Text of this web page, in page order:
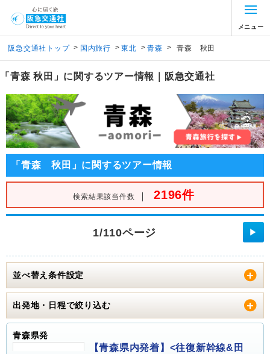
メニュー
阪急交通社トップ > 国内旅行 > 東北 > 青森 > 青森 秋田
「青森 秋田」に関するツアー情報｜阪急交通社
「青森 秋田」に関するツアー情報
検索結果該当件数 ｜ 2196件
1/110ページ ▶
並べ替え条件設定
出発地・日程で絞り込む
青森県発
【青森県内発着】<往復新幹線&田